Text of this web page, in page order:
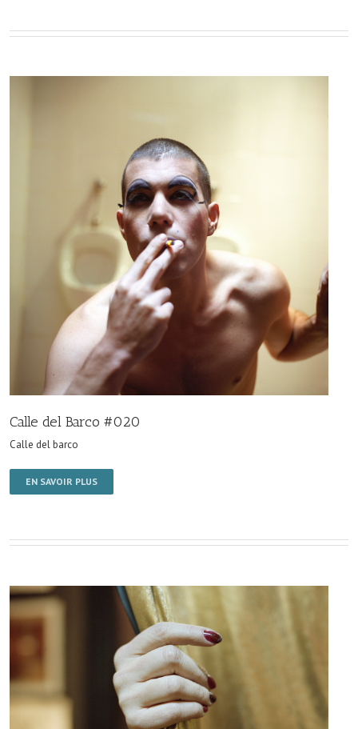
Calle del Barco #020
Calle del barco
EN SAVOIR PLUS